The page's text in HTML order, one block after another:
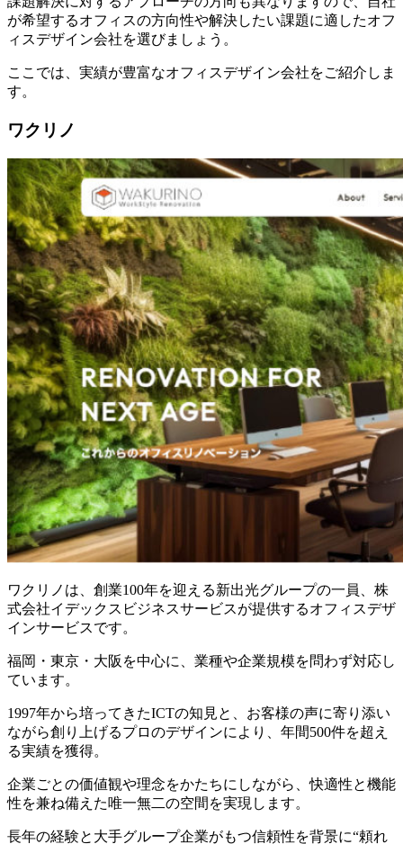
が希望するオフィスの方向性や解決したい課題に適したオフ
ィスデザイン会社を選びましょう。
ここでは、実績が豊富なオフィスデザイン会社をご紹介しま
す。
ワクリノ
ワクリノは、創業100年を迎える新出光グループの一員、株
式会社イデックスビジネスサービスが提供するオフィスデザ
インサービスです。
福岡・東京・大阪を中心に、業種や企業規模を問わず対応し
ています。
1997年から培ってきたICTの知見と、お客様の声に寄り添い
ながら創り上げるプロのデザインにより、年間500件を超え
る実績を獲得。
企業ごとの価値観や理念をかたちにしながら、快適性と機能
性を兼ね備えた唯一無二の空間を実現します。
長年の経験と大手グループ企業がもつ信頼性を背景に“頼れ